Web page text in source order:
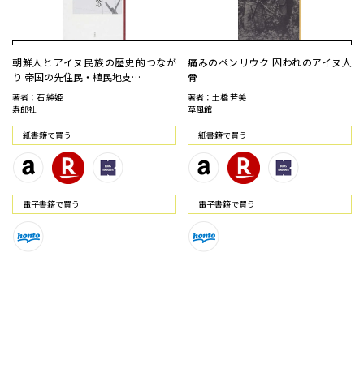
朝鮮人とアイヌ民族の歴史的つなが
り 帝国の先住民・植民地支…
著者：石 純姫
寿郎社
紙書籍で買う
電⼦書籍で買う
痛みのペンリウク 囚われのアイヌ人
骨
著者：土橋 芳美
草風館
紙書籍で買う
電⼦書籍で買う